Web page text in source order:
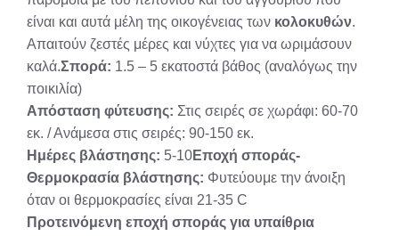
είναι και αυτά μέλη της οικογένειας των κολοκυθών.
Απαιτούν ζεστές μέρες και νύχτες για να ωριμάσουν
καλά.Σπορά: 1.5 – 5 εκατοστά βάθος (αναλόγως την
ποικιλία)
Απόσταση φύτευσης: Στις σειρές σε χωράφι: 60-70
εκ. / Ανάμεσα στις σειρές: 90-150 εκ.
Ημέρες βλάστησης: 5-10Εποχή σποράς-
Θερμοκρασία βλάστησης: Φυτεύουμε την άνοιξη
όταν οι θερμοκρασίες είναι 21-35 C
Προτεινόμενη εποχή σποράς για υπαίθρια